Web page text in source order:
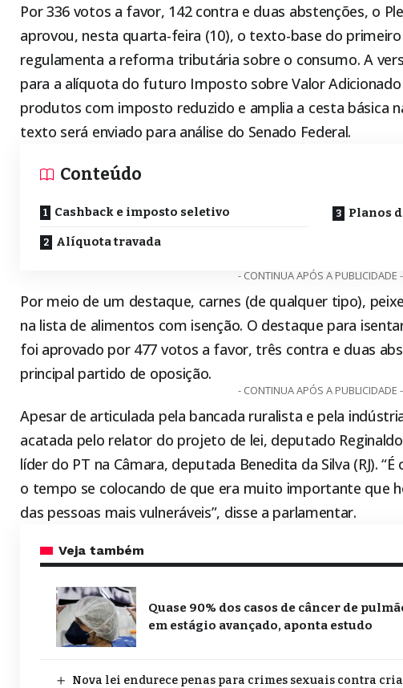
Por 336 votos a favor, 142 contra e duas abstenções, o
aprovou, nesta quarta-feira (10), o texto-base do
regulamenta a reforma tributária sobre o consumo. A
para a alíquota do futuro Imposto sobre Valor Adicionado
produtos com imposto reduzido e amplia a cesta básica
texto será enviado para análise do Senado Federal.
Conteúdo
Cashback e imposto seletivo
Alíquota travada
Planos
- CONTINUA APÓS A PUBLICIDADE -
Por meio de um destaque, carnes (de qualquer tipo),
na lista de alimentos com isenção. O destaque para
foi aprovado por 477 votos a favor, três contra e duas
principal partido de oposição.
- CONTINUA APÓS A PUBLICIDADE -
Apesar de articulada pela bancada ruralista e pela
acatada pelo relator do projeto de lei, deputado
líder do PT na Câmara, deputada Benedita da Silva (RJ).
o tempo se colocando de que era muito importante que
das pessoas mais vulneráveis”, disse a parlamentar.
Veja também
Quase 90% dos casos de câncer de
em estágio avançado, aponta estudo
Nova lei endurece penas para crimes sexuais contra